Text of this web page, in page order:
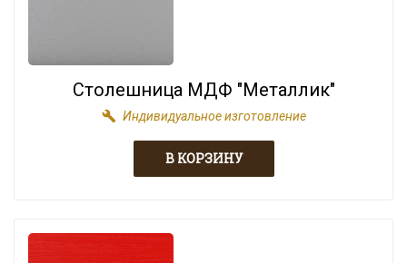
Столешница МДФ "Металлик"
build Индивидуальное изготовление